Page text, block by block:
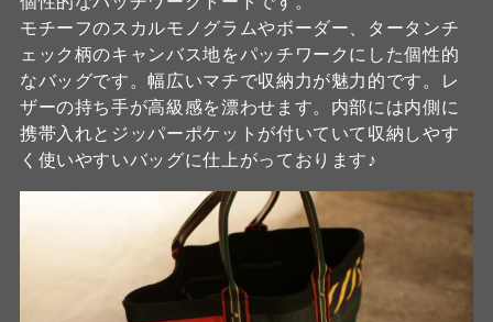
モチーフのスカルモノグラムやボーダー、タータンチ
ェック柄のキャンバス地をパッチワークにした個性的
なバッグです。幅広いマチで収納力が魅力的です。レ
ザーの持ち手が高級感を漂わせます。内部には内側に
携帯入れとジッパーポケットが付いていて収納しやす
く使いやすいバッグに仕上がっております♪